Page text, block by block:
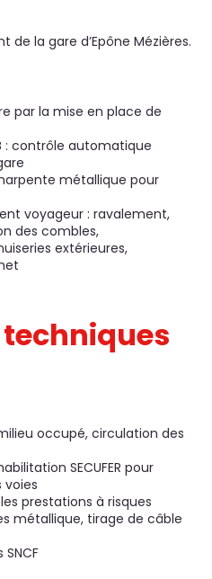
la gare d’Epône Mézières.
par la mise en place de
: contrôle automatique
métallique pour
voyageur : ravalement,
des combles,
extérieures,
occupé, circulation des
SECUFER pour
voies
prestations à risques
métallique, tirage de câble